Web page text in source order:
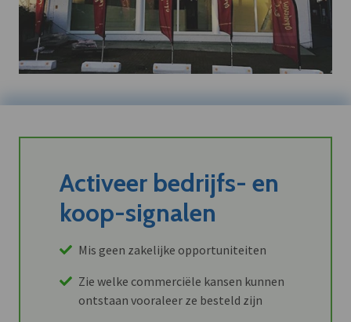
Activeer bedrijfs- en
koop-signalen
Mis geen zakelijke opportuniteiten
Zie welke commerciële kansen kunnen
ontstaan vooraleer ze besteld zijn